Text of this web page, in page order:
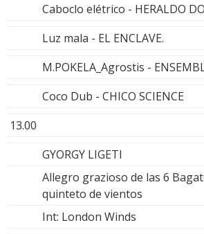
Caboclo elétrico - HERALDO
Luz mala - EL ENCLAVE.
M.POKELA_Agrostis -
Coco Dub - CHICO SCIENCE
13.00
GYORGY LIGETI
Allegro grazioso de las 6
quinteto de vientos
Int: London Winds